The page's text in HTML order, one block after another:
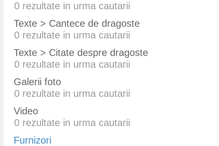
0 rezultate in urma cautarii
Texte > Cantece de dragoste
0 rezultate in urma cautarii
Texte > Citate despre dragoste
0 rezultate in urma cautarii
Galerii foto
0 rezultate in urma cautarii
Video
0 rezultate in urma cautarii
Furnizori